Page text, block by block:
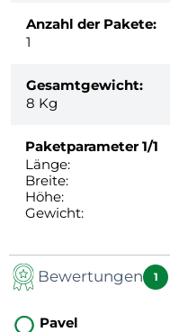
Anzahl der Pakete:
1
Gesamtgewicht:
8 Kg
Paketparameter1/1
Länge:
Breite:
Höhe:
Gewicht:
Bewertungen 1
Pavel